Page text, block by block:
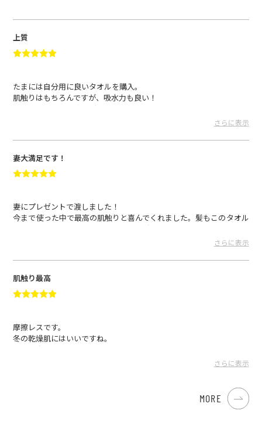
上質
たまには自分用に良いタオルを購入。
肌触りはもちろんですが、吸水力も良い！
普通のタオルとの違いがわかる。
さらに表示
妻大満足です！
妻にプレゼントで渡しました！
今まで使った中で最高の肌触りと喜んでくれました。髪もこのタオル
で拭くと痛まず、翌朝のスタイリングがスムーズです！
河 さん 2025.01.23
さらに表示
肌触り最高
摩擦レスです。
冬の乾燥肌にはいいですね。
あと吸水もいいです！
さらに表示
MORE